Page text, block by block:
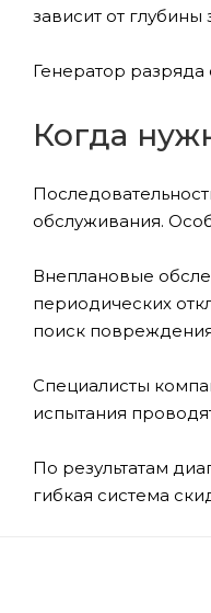
зависит от
Генератор
Когда
обслуживания.
Внеплановые
периодических
поиск
Специалисты
испытания
По результатам
гибкая система